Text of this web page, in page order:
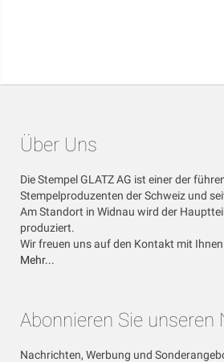
Über Uns
Die Stempel GLATZ AG ist einer der
Stempelproduzenten der Schweiz und
Am Standort in Widnau wird der
produziert.
Wir freuen uns auf den Kontakt mit Ihnen.
Mehr...
Abonnieren Sie unseren
Nachrichten, Werbung und